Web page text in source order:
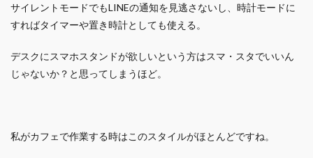
サイレントモードでもLINEの通知を見逃さないし、時計モードに
すればタイマーや置き時計としても使える。
デスクにスマホスタンドが欲しいという方はスマ・スタでいいん
じゃないか？と思ってしまうほど。
私がカフェで作業する時はこのスタイルがほとんどですね。